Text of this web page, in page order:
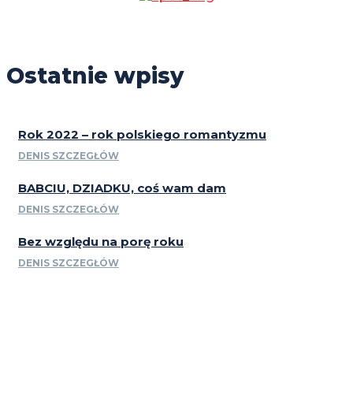
Ostatnie wpisy
Rok 2022 – rok polskiego romantyzmu
DENIS SZCZEGŁÓW
BABCIU, DZIADKU, coś wam dam
DENIS SZCZEGŁÓW
Bez względu na porę roku
DENIS SZCZEGŁÓW